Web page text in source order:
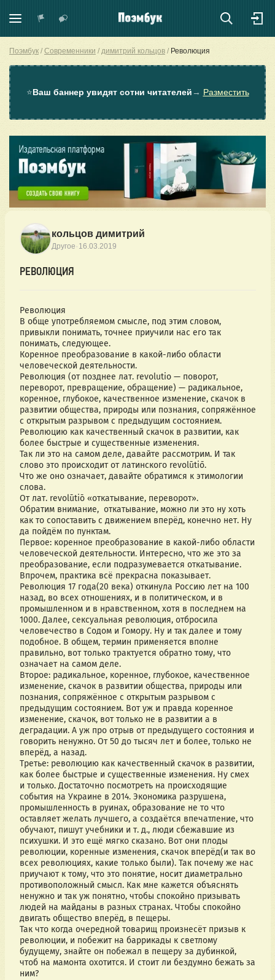
Поэмбук Современники димитрий кольцов Революция
⭐Ваш баннер увидят сотни читателей → Разместить
кольцов димитрий
Другое · 16.03.2019
РЕВОЛЮЦИЯ
Революция
В обще употребляемом смысле, под этим словом,
привыкли понимать, точнее приучили нас его так
понимать, следующее.
Коренное преобразование в какой-либо области
человеческой деятельности.
Революция (от позднее лат. revolutio — поворот,
переворот, превращение, обращение) — радикальное,
коренное, глубокое, качественное изменение, скачок в
развитии общества, природы или познания, сопряжённое
с открытым разрывом с предыдущим состоянием.
Революцию как качественный скачок в развитии, как
более быстрые и существенные изменения.
Так ли это на самом деле, давайте рассмотрим. И так
слово это происходит от латинского revolūtiō.
Что же оно означает, давайте обратимся к этимологии
слова.
От лат. revolūtiō «откатывание, переворот».
Обратим внимание,  откатывание, можно ли это ну хоть
как то сопоставить с движением вперёд, конечно нет. Ну
да пойдём по пунктам.
Первое: коренное преобразование в какой-либо области
человеческой деятельности. Интересно, что же это за
преобразование, если подразумевается откатывание.
Впрочем, практика всё прекрасна показывает.
Революция 17 года(20 века) откинула Россию лет на 100
назад, во всех отношениях, и в политическом, и в
промышленном и в нравственном, хотя в последнем на
1000. Далее, сексуальная революция, отбросила
человечество в Содом и Гомору. Ну и так далее и тому
подобное. В общем, термин применяется вполне
правильно, вот только трактуется обратно тому, что
означает на самом деле.
Второе: радикальное, коренное, глубокое, качественное
изменение, скачок в развитии общества, природы или
познания, сопряжённое с открытым разрывом с
предыдущим состоянием. Вот уж и правда коренное
изменение, скачок, вот только не в развитии а в
деградации. А уж про отрыв от предыдущего состояния и
говорить ненужно. От 50 до тысяч лет и более, только не
вперёд, а назад.
Третье: революцию как качественный скачок в развитии,
как более быстрые и существенные изменения. Ну смех
и только. Достаточно посмотреть на происходящие
события на Украине в 2014. Экономика разрушена,
промышленность в руинах, образование не то что
оставляет желать лучшего, а создаётся впечатление, что
обучают, пишут учебники и т. д., люди сбежавшие из
психушки. И это ещё мягко сказано. Вот они плоды
революции, коренные изменения, скачок вперёд(и так во
всех революциях, какие только были). Так почему же нас
приучают к тому, что это понятие, носит диаметрально
противоположный смысл. Как мне кажется объяснять
ненужно и так уж понятно, чтобы спокойно призывать
людей на майданы в разных странах. Чтобы спокойно
двигать общество вперёд, в пещеры.
Так что когда очередной товарищ произнесёт призыв к
революции, и побежит на баррикады к светлому
будущему, знайте он побежал в пещеру за дубинкой,
чтоб на мамонта охотится. И стоит ли бездумно бежать за
ним?